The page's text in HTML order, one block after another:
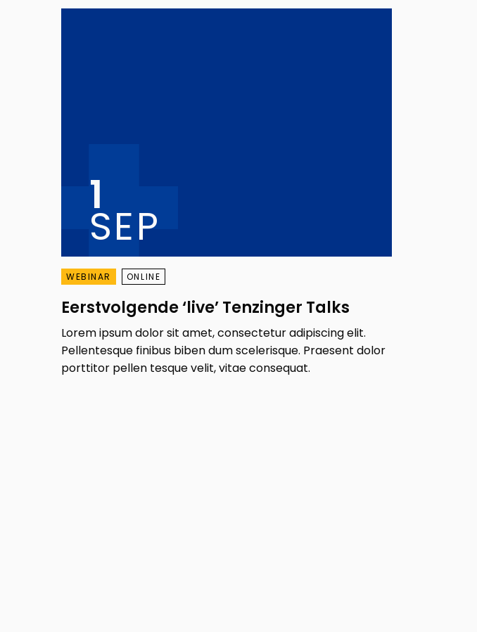
1
SEP
WEBINAR ONLINE
Eerstvolgende ‘live’ Tenzinger Talks
Lorem ipsum dolor sit amet, consectetur adipiscing elit.
Pellentesque finibus biben dum scelerisque. Praesent dolor
porttitor pellen tesque velit, vitae consequat.